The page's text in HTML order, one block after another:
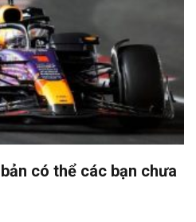
có thể các bạn chưa